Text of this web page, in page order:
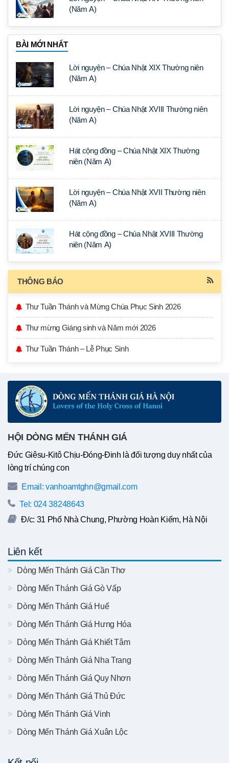
(Năm A)
BÀI MỚI NHẤT
Lời nguyện – Chúa Nhật XIX Thường niên
(Năm A)
Lời nguyện – Chúa Nhật XVIII Thường niên
(Năm A)
Hát cộng đồng – Chúa Nhật XIX Thường
niên (Năm A)
Lời nguyện – Chúa Nhật XVII Thường niên
(Năm A)
Hát cộng đồng – Chúa Nhật XVIII Thường
niên (Năm A)
THÔNG BÁO
Thư Tuần Thánh và Mừng Chúa Phục Sinh 2026
Thư mừng Giáng sinh và Năm mới 2026
Thư Tuần Thánh – Lễ Phục Sinh
HỘI DÒNG MẾN THÁNH GIÁ
Đức Giêsu-Kitô Chịu-Đóng-Đinh là đối tượng duy nhất của
lòng trí chúng con
Email: vanhoamtghn@gmail.com
Tel: 024 38248643
Đ/c: 31 Phố Nhà Chung, Phường Hoàn Kiếm, Hà Nội
Liên kết
Dòng Mến Thánh Giá Cần Thơ
Dòng Mến Thánh Giá Gò Vấp
Dòng Mến Thánh Giá Huế
Dòng Mến Thánh Giá Hưng Hóa
Dòng Mến Thánh Giá Khiết Tâm
Dòng Mến Thánh Giá Nha Trang
Dòng Mến Thánh Giá Quy Nhơn
Dòng Mến Thánh Giá Thủ Đức
Dòng Mến Thánh Giá Vinh
Dòng Mến Thánh Giá Xuân Lộc